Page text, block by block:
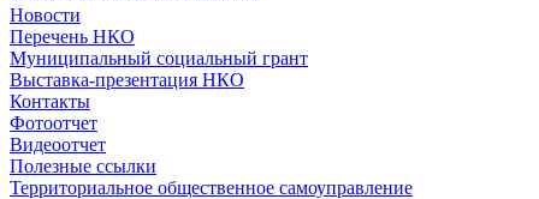
Новости
Перечень НКО
Муниципальный социальный грант
Выставка-презентация НКО
Контакты
Фотоотчет
Видеоотчет
Полезные ссылки
Территориальное общественное самоуправление